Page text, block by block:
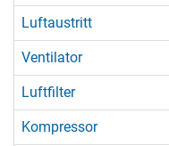
Luftaustritt
Ventilator
Luftfilter
Kompressor